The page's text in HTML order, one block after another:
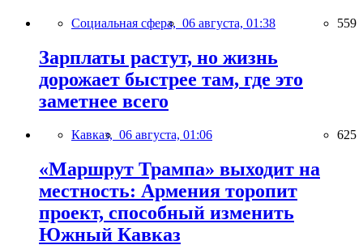
Социальная сфера, 06 августа, 01:38 559
Зарплаты растут, но жизнь
дорожает быстрее там, где это
заметнее всего
Кавказ, 06 августа, 01:06 625
«Маршрут Трампа» выходит на
местность: Армения торопит
проект, способный изменить
Южный Кавказ